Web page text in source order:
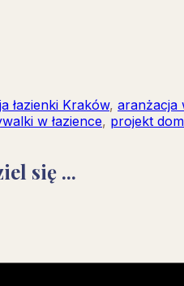
łazienki Kraków, aranżacja
w łazience, projekt
się ...